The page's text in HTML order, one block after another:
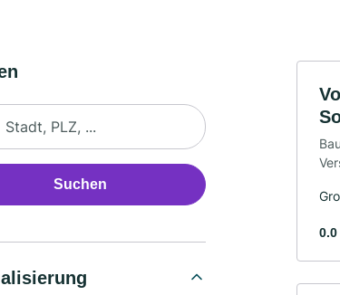
Ort
Suchen
0.0